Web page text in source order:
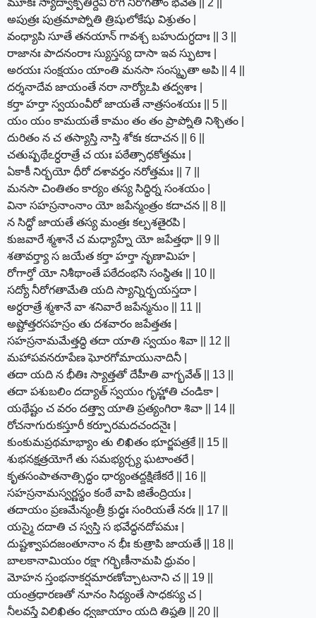
అపుత్రః పుత్రమాప్నోతి త్రిషులోకేషు విశ్రుతం |
వంధ్యాపి సూతే తనయాన్ గావశ్చ బహుదుగ్ధదాః || 3 ||
రాజానః పాదనంరాః స్యుస్తస్య దాసా ఇవ స్ఫుటాః |
అరయః సంక్షయం యాంతి మనసా సంస్మృతా అపి || 4 ||
దర్శనాదేవ జాయంతే నరా నార్యోఽపి తద్వశాః |
కర్తా హర్తా స్వయంవీరో జాయతే నాత్రసంశయః || 5 ||
యం యం కామయతే కామం తం తం ప్రాప్నోతి నిశ్చితం |
దురితం న చ తస్యాస్తి నాస్తి శోకః కదాచన || 6 ||
చతుష్పథేఽర్ధరాత్రే చ యః పఠేత్సాధకోత్తమః |
ఏకాకీ నిర్భయో ధీరో దశావర్తం నరోత్తమః || 7 ||
మనసా చింతితం కార్యం తస్య సిద్ధిర్న సంశయం |
వినా సహస్రనాంనాం యో జపేన్మంత్రం కదాచన || 8 ||
న సిద్ధో జాయతే తస్య మంత్రః కల్పశతైరపి |
కుజవారే శ్మశానే చ మధ్యాహ్నే యో జపేత్తథా || 9 ||
శతావర్త్యా స జయేత కర్తా హర్తా నృణామిహ |
రోగార్తో యో నిశీథాంతే పఠేదంభసి సంస్థితః || 10 ||
సద్యో నీరోగతామేతి యది స్యాన్నిర్భయస్తదా |
అర్ధరాత్రే శ్మశానే వా శనివారే జపేన్మనుం || 11 ||
అష్టోత్తరసహస్రం తు దశవారం జపేత్తతః |
సహస్రనామమేత్తద్ధి తదా యాతి స్వయం శివా || 12 ||
మహాపవనరూపేణ ఘోరగోమాయునాదినీ |
తదా యది న భీతిః స్యాత్తతో దేహీతి వాగ్భవేత్ || 13 ||
తదా పశుబలిం దద్యాత్ స్వయం గృహ్ణాతి చండికా |
యథేష్టం చ వరం దత్త్వా యాతి ప్రత్యంగిరా శివా || 14 ||
రోచనాగురుకస్తూరీ కర్పూరమదచందనైః |
కుంకుమప్రథమాభ్యాం తు లిఖితం భూర్జపత్రకే || 15 ||
శుభనక్షత్రయోగే తు సమభ్యర్చ్య ఘటాంతరే |
కృతసంపాతనాత్సిద్ధం ధార్యంతద్దక్షిణేకరే || 16 ||
సహస్రనామస్వర్ణస్థం కంఠే వాపి జితేంద్రియః |
తదాయం ప్రణమేన్మంత్రీ క్రుద్ధః సంరియతే నరః || 17 ||
యస్మై దదాతి చ స్వస్తి స భవేద్ధనదోపమః |
దుష్టశ్వాపదజంతూనాం న భీః కుత్రాపి జాయతే || 18 ||
బాలకానామియం రక్షా గర్భిణీనామపి ధ్రువం |
మోహన స్తంభనాకర్షమారణోచ్చాటనాని చ || 19 ||
యంత్రధారణతో నూనం సిధ్యంతే సాధకస్య చ |
నీలవస్త్రే విలిఖితం ధ్వజాయాం యది తిష్ఠతి || 20 ||